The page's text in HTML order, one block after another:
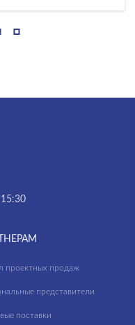
проектных продаж
представители
поставки